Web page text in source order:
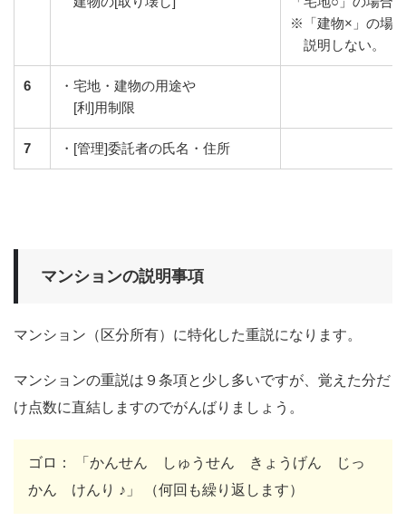
※「建物×」の場
説明しない。
6
・宅地・建物の用途や
[利]用制限
7 ・[管理]委託者の氏名・住所
マンションの説明事項
マンション（区分所有）に特化した重説になります。
マンションの重説は９条項と少し多いですが、覚えた分だ
け点数に直結しますのでがんばりましょう。
ゴロ： 「かんせん しゅうせん きょうげん じっ
かん けんり ♪」 （何回も繰り返します）